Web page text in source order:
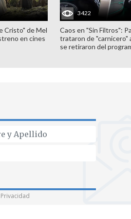
Cristo" de Mel
en cines
3422
Caos en "Sin Filtros":
trataron de "carnicero"
se retiraron del